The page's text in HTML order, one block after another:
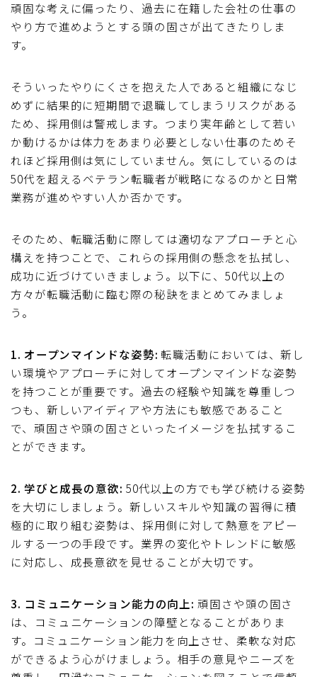
頑固な考えに偏ったり、過去に在籍した会社の仕事の
やり方で進めようとする頭の固さが出てきたりしま
す。
そういったやりにくさを抱えた人であると組織になじ
めずに結果的に短期間で退職してしまうリスクがある
ため、採用側は警戒します。つまり実年齢として若い
か動けるかは体力をあまり必要としない仕事のためそ
れほど採用側は気にしていません。気にしているのは
50代を超えるベテラン転職者が戦略になるのかと日常
業務が進めやすい人か否かです。
そのため、転職活動に際しては適切なアプローチと心
構えを持つことで、これらの採用側の懸念を払拭し、
成功に近づけていきましょう。以下に、50代以上の
方々が転職活動に臨む際の秘訣をまとめてみましょ
う。
1. オープンマインドな姿勢: 転職活動においては、新し
い環境やアプローチに対してオープンマインドな姿勢
を持つことが重要です。過去の経験や知識を尊重しつ
つも、新しいアイディアや方法にも敏感であること
で、頑固さや頭の固さといったイメージを払拭するこ
とができます。
2. 学びと成長の意欲: 50代以上の方でも学び続ける姿勢
を大切にしましょう。新しいスキルや知識の習得に積
極的に取り組む姿勢は、採用側に対して熱意をアピー
ルする一つの手段です。業界の変化やトレンドに敏感
に対応し、成長意欲を見せることが大切です。
3. コミュニケーション能力の向上: 頑固さや頭の固さ
は、コミュニケーションの障壁となることがありま
す。コミュニケーション能力を向上させ、柔軟な対応
ができるよう心がけましょう。相手の意見やニーズを